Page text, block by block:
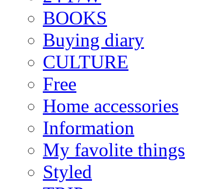
BOOKS
Buying diary
CULTURE
Free
Home accessories
Information
My favolite things
Styled